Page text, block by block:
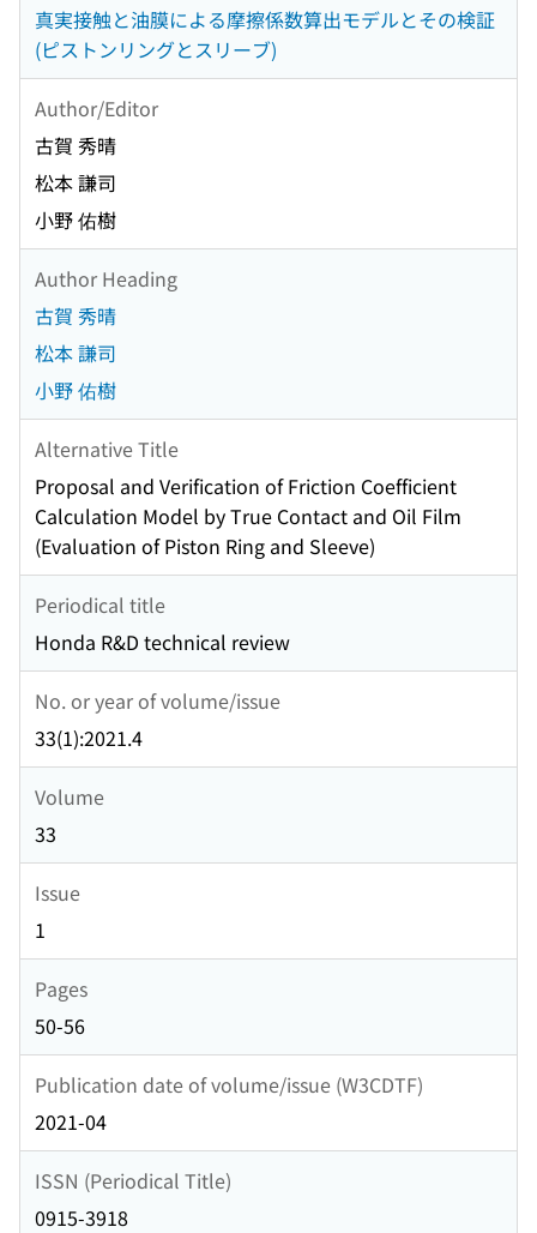
真実接触と油膜による摩擦係数算出モデルとその検証
(ピストンリングとスリーブ)
Author/Editor
古賀 秀晴
松本 謙司
小野 佑樹
Author Heading
古賀 秀晴
松本 謙司
小野 佑樹
Alternative Title
Proposal and Verification of Friction Coefficient
Calculation Model by True Contact and Oil Film
(Evaluation of Piston Ring and Sleeve)
Periodical title
Honda R&D technical review
No. or year of volume/issue
33(1):2021.4
Volume
33
Issue
1
Pages
50-56
Publication date of volume/issue (W3CDTF)
2021-04
ISSN (Periodical Title)
0915-3918